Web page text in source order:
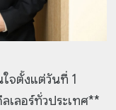
จตั้งแต่วันที่ 1
เลอร์ทั่วประเทศ**